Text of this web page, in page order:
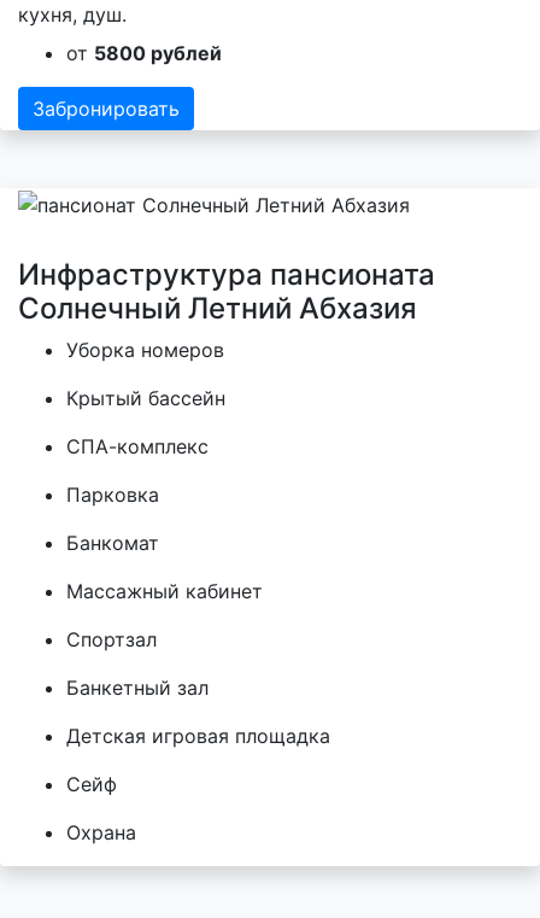
кухня, душ.
от 5800 рублей
Забронировать
Инфраструктура пансионата
Солнечный Летний Абхазия
Уборка номеров
Крытый бассейн
СПА-комплекс
Парковка
Банкомат
Массажный кабинет
Спортзал
Банкетный зал
Детская игровая площадка
Сейф
Охрана